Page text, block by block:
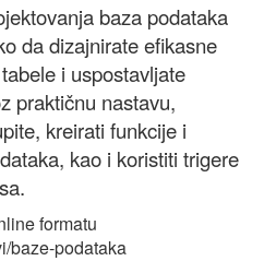
baza podataka
da dizajnirate efikasne
i uspostavljate
praktičnu nastavu,
kreirati funkcije i
kao i koristiti trigere
formatu
baze-podataka